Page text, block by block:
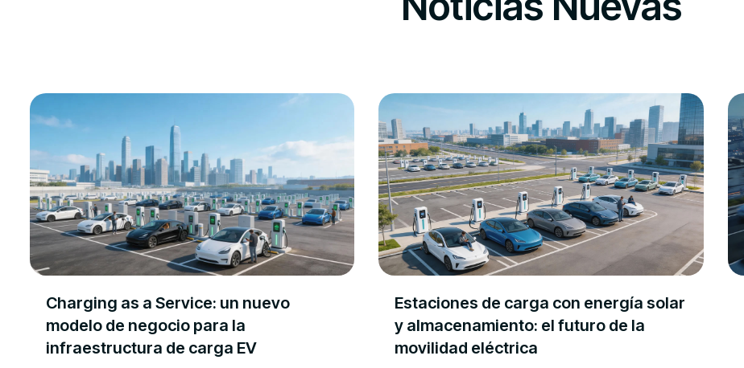
Charging as a Service: un nuevo
modelo de negocio para la
infraestructura de carga EV
Estaciones de carga con energía solar
y almacenamiento: el futuro de la
movilidad eléctrica